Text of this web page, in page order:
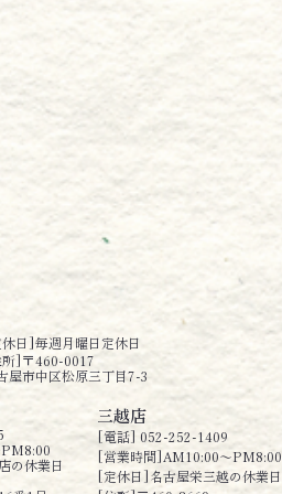
休日]毎週月曜日定休日
所]〒460-0017
屋市中区松原三丁目7-3
の休業日
三越店
[電話] 052-252-1409
[営業時間]AM10:00〜PM8:00
[定休日]名古屋栄三越の休業日